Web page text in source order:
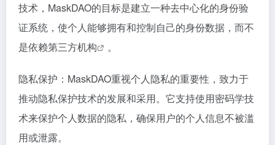
技术，MaskDAO的目标是建立一种去中心化的身份验
证系统，使个人能够拥有和控制自己的身份数据，而不
是依赖第三方机构 。
隐私保护：MaskDAO重视个人隐私的重要性，致力于
推动隐私保护技术的发展和采用。它支持使用密码学技
术来保护个人数据的隐私，确保用户的个人信息不被滥
用或泄露。